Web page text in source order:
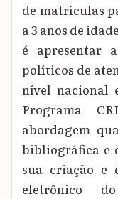
de matrículas
a 3 anos de
é apresentar
políticos de
nível nacional
Programa
abordagem
bibliográfica e
sua criação e
eletrônico